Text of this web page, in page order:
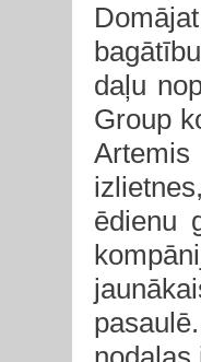
daļu
Group
ēdienu